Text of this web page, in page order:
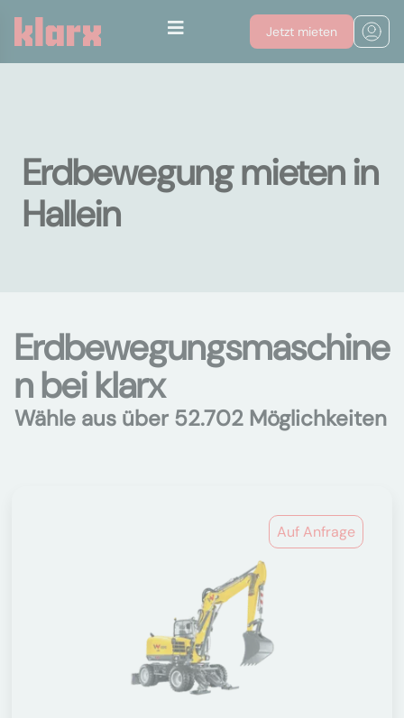
Jetzt mieten
Erdbewegung mieten in
Hallein
Erdbewegungsmaschine
n bei klarx
Wähle aus über 52.702 Möglichkeiten
Auf Anfrage